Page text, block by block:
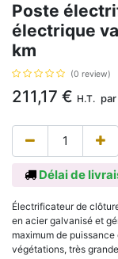
Poste
électrique
km
(0 review)
211,17 € H.T. par
Délai de
Électrificateur de
en acier galvanisé et
maximum de
végétations, très